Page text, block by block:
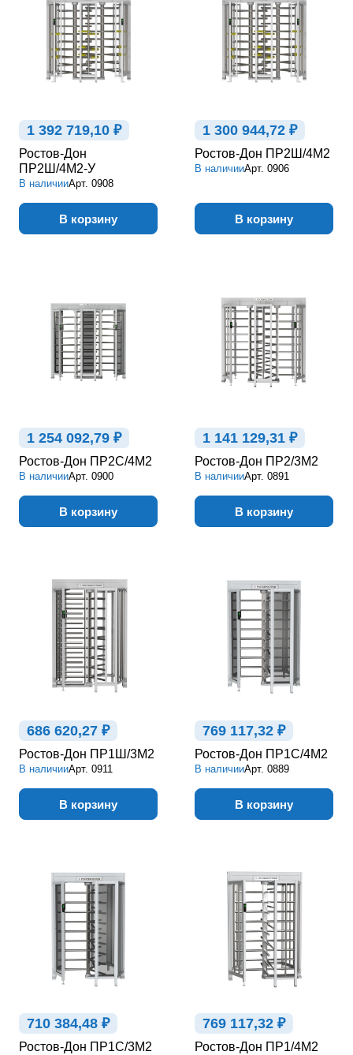
1 392 719,10 ₽
Ростов-Дон
ПР2Ш/4М2-У
В наличииАрт. 0908
В корзину
1 300 944,72 ₽
Ростов-Дон ПР2Ш/4М2
В наличииАрт. 0906
В корзину
1 254 092,79 ₽
Ростов-Дон ПР2С/4М2
В наличииАрт. 0900
В корзину
1 141 129,31 ₽
Ростов-Дон ПР2/3М2
В наличииАрт. 0891
В корзину
686 620,27 ₽
Ростов-Дон ПР1Ш/3М2
В наличииАрт. 0911
В корзину
769 117,32 ₽
Ростов-Дон ПР1С/4М2
В наличииАрт. 0889
В корзину
710 384,48 ₽
Ростов-Дон ПР1С/3М2
769 117,32 ₽
Ростов-Дон ПР1/4М2